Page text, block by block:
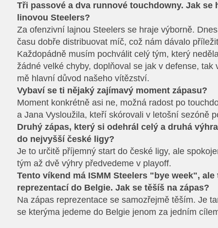
Tři passové a dva runnové touchdowny. Jak se
linovou Steelers?
Za ofenzivní lajnou Steelers se hraje výborně.
času dobře distribuovat míč, což nám dávalo
Každopádně musím pochválit celý tým, který
žádné velké chyby, doplňoval se jak v defense, tak
mě hlavní důvod našeho vítězství.
Vybaví se ti nějaký zajímavý moment zápasu?
Moment konkrétně asi ne, možná radost po
a Jana Vysloužila, kteří skórovali v letošní sezóně
Druhý zápas, který si odehrál celý a druhá
do nejvyšší české ligy?
Je to určitě příjemný start do české ligy, ale
tým až dvě výhry předvedeme v playoff.
Tento víkend má ISMM Steelers "bye week",
reprezentací do Belgie. Jak se těšíš na zápas?
Na zápas reprezentace se samozřejmě těším. Je
se kterýma jedeme do Belgie jenom za jedním